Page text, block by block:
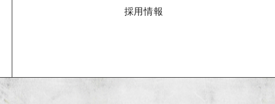
採用情報